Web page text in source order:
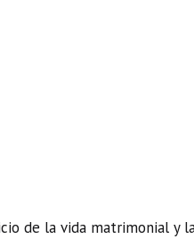
de la vida matrimonial y